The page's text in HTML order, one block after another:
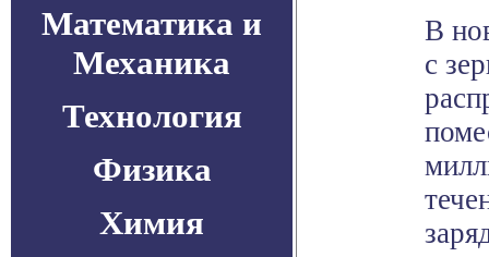
Математика и
Механика
Технология
Физика
Химия
В
с